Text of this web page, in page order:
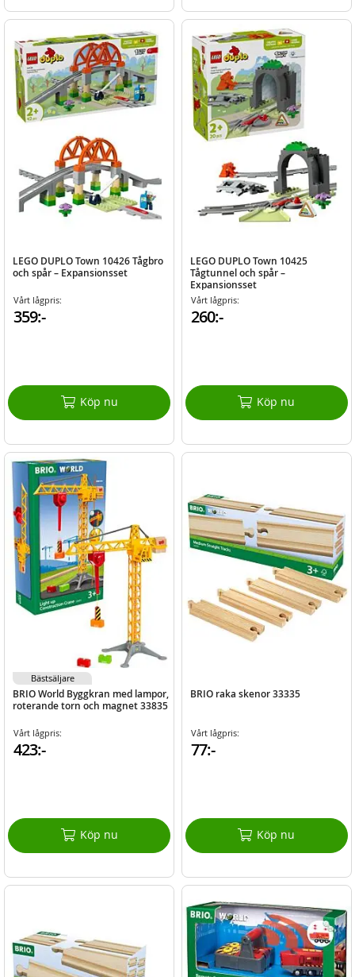
LEGO DUPLO Town 10426 Tågbro
och spår – Expansionsset
Vårt lågpris:
359:-
Köp nu
LEGO DUPLO Town 10425
Tågtunnel och spår –
Expansionsset
Vårt lågpris:
260:-
Köp nu
BRIO World Byggkran med lampor,
roterande torn och magnet 33835
Vårt lågpris:
423:-
Köp nu
Bästsäljare
BRIO raka skenor 33335
Vårt lågpris:
77:-
Köp nu